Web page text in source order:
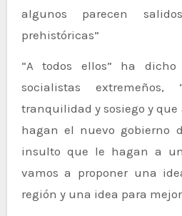
algunos parecen
prehistóricas”
“A todos ellos” ha dicho el portavoz de los
socialistas
tranquilidad y sosiego y
hagan el nuevo gobierno
insulto que le hagan a
vamos a proponer una
región y una idea para